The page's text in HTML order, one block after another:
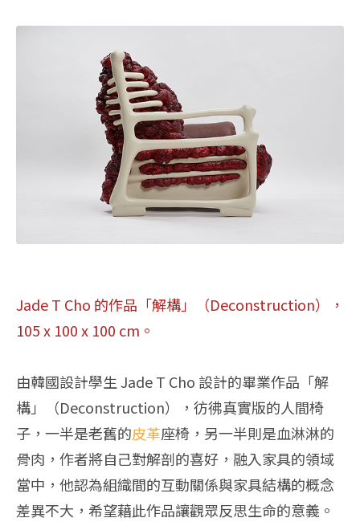
Jade T Cho 的作品「解構」（Deconstruction），
105 x 100 x 100 cm。
由韓國設計學生 Jade T Cho 設計的畢業作品「解
構」（Deconstruction），彷彿真實版的人間椅
子，一半是老舊的皮革座椅，另一半則是血淋淋的
骨肉，作者將自己對解剖的喜好，融入家具的領域
當中，他認為組織間的互動關係與家具結構的概念
差異不大，希望藉此作品讓觀眾反思生命的意義。